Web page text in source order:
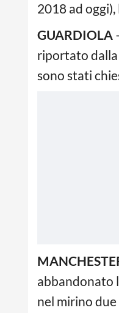
2018 ad
GUARDIOLA
riportato dalla
sono stati
abbandonato
nel mirino